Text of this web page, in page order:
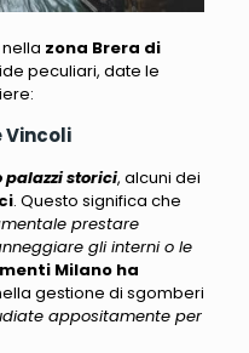
zona Brera di
peculiari, date le
palazzi storici, alcuni dei
. Questo significa che
prestare
gli interni o le
Milano ha
gestione di sgomberi
appositamente per